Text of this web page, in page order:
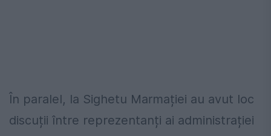
În paralel, la Sighetu Marmației au avut loc
discuții între reprezentanți ai administrației